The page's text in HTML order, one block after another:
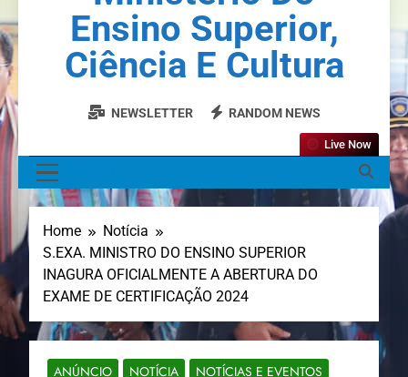
Ensino Superior,
Ciência E Cultura
NEWSLETTER RANDOM NEWS
Live Now
Home
Notícia
S.EXA. MINISTRO DO ENSINO SUPERIOR
INAGURA OFICIALMENTE A ABERTURA DO
EXAME DE CERTIFICAÇÃO 2024
ANÚNCIO NOTÍCIA NOTÍCIAS E EVENTOS